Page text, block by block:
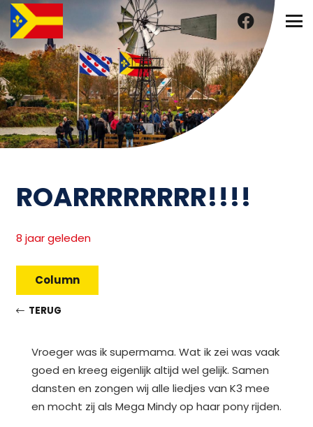
ROARRRRRRRR!!!!
8 jaar geleden
Column
TERUG
Vroeger was ik supermama. Wat ik zei was vaak
goed en kreeg eigenlijk altijd wel gelijk. Samen
dansten en zongen wij alle liedjes van K3 mee
en mocht zij als Mega Mindy op haar pony rijden.